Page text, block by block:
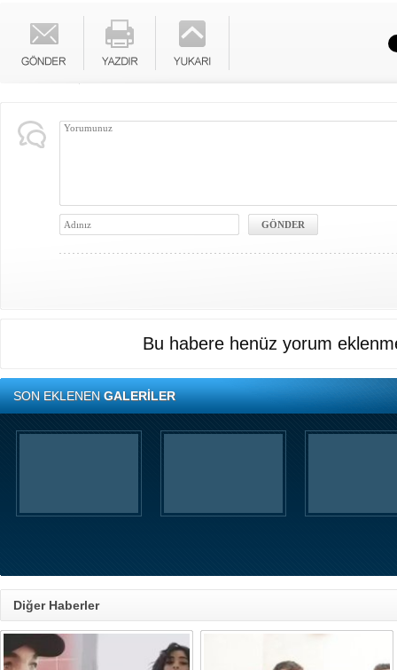
Bu habere henüz yorum
SON EKLENENGALERİLER
Diğer Haberler